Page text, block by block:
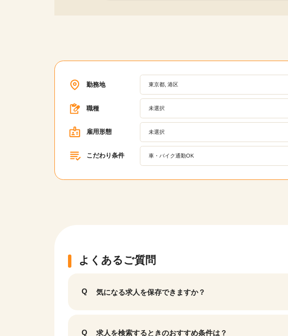
勤務地 東京都, 港区
職種 未選択
雇用形態 未選択
こだわり条件 車・バイク通勤OK
よくあるご質問
気になる求人を保存できますか？
求人を検索するときのおすすめ条件は？